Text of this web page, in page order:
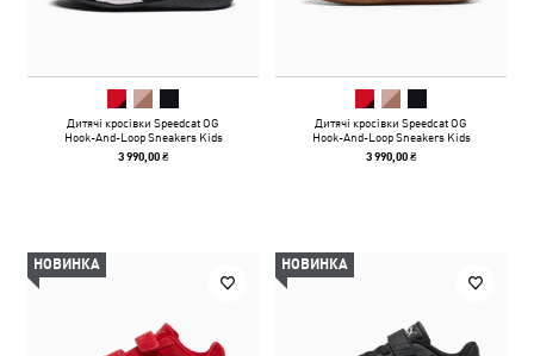
Дитячі кросівки Speedcat OG
Hook-And-Loop Sneakers Kids
3 990,00 ₴
Дитячі кросівки Speedcat OG
Hook-And-Loop Sneakers Kids
3 990,00 ₴
НОВИНКА НОВИНКА